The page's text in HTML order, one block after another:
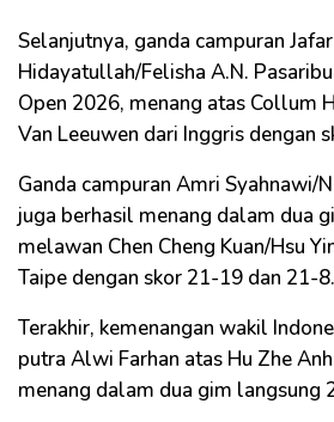
Selanjutnya, ganda campuran Jafar
Hidayatullah/Felisha A.N.
Open 2026, menang atas Collum
Van Leeuwen dari Inggris dengan
Ganda campuran Amri Syahnawi/
juga berhasil menang dalam dua
melawan Chen Cheng Kuan/Hsu
Taipe dengan skor 21-19 dan 21-8.
Terakhir, kemenangan wakil
putra Alwi Farhan atas Hu Zhe
menang dalam dua gim langsung